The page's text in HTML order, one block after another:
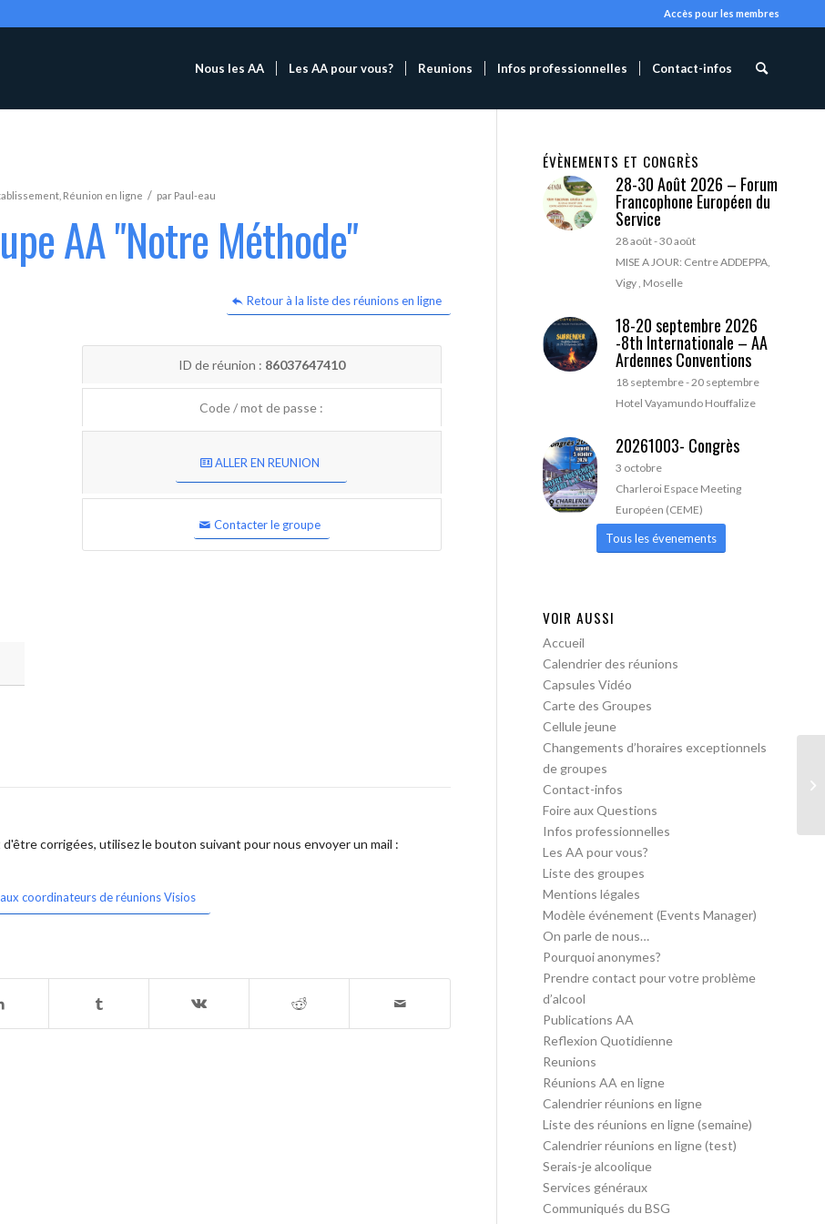
Accès pour les membres
Nous les AA Les AA pour vous? Reunions Infos professionnelles Contact-infos
Réunion en ligne / par Paul-eau
AA "Notre Méthode"
Retour à la liste des réunions en ligne
ID de réunion : 86037647410
Code / mot de passe :
ALLER EN REUNION
Contacter le groupe
corrigées, utilisez le bouton suivant pour nous envoyer un mail :
coordinateurs de réunions Visios
ÉVÈNEMENTS ET CONGRÈS
28-30 Août 2026 – Forum
Francophone Européen du
Service
28 août-30 août
MISE A JOUR: Centre ADDEPPA,
Vigy , Moselle
18-20 septembre 2026
-8th Internationale – AA
Ardennes Conventions
18 septembre-20 septembre
Hotel Vayamundo Houffalize
20261003- Congrès
3 octobre
Charleroi Espace Meeting
Européen (CEME)
Tous les évenements
VOIR AUSSI
Accueil
Calendrier des réunions
Capsules Vidéo
Carte des Groupes
Cellule jeune
Changements d’horaires exceptionnels
de groupes
Contact-infos
Foire aux Questions
Infos professionnelles
Les AA pour vous?
Liste des groupes
Mentions légales
Modèle événement (Events Manager)
On parle de nous…
Pourquoi anonymes?
Prendre contact pour votre problème
d’alcool
Publications AA
Reflexion Quotidienne
Reunions
Réunions AA en ligne
Calendrier réunions en ligne
Liste des réunions en ligne (semaine)
Calendrier réunions en ligne (test)
Serais-je alcoolique
Services généraux
Communiqués du BSG